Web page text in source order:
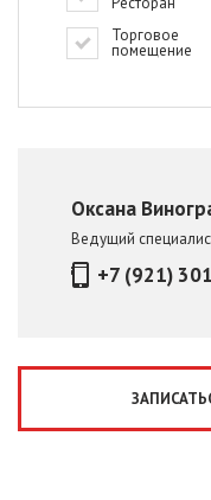
Торговое
помещение
Оксана
Ведущий
+7 (921)